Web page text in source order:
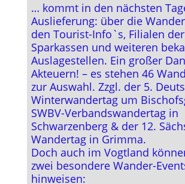
… kommt in den nächsten
Auslieferung: über die
den Tourist-Info`s, Filialen
Sparkassen und weiteren
Auslagestellen. Ein großer
Akteuern! – es stehen 46
zur Auswahl. Zzgl. der 5.
Winterwandertag um
SWBV-Verbandswandertag in
Schwarzenberg & der 12.
Wandertag in Grimma.
Doch auch im Vogtland
zwei besondere Wander-
hinweisen: